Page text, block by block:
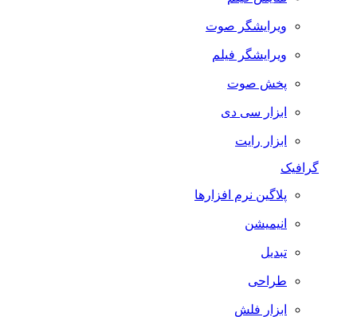
ویرایشگر صوت
ویرایشگر فیلم
پخش صوت
ابزار سی دی
ابزار رایت
گرافیک
پلاگین نرم افزارها
انیمیشن
تبدیل
طراحی
ابزار فلش